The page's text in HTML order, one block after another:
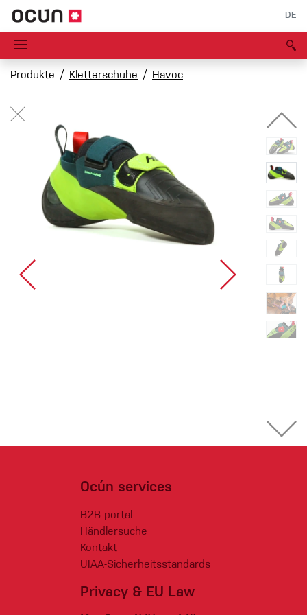
DE
Produkte Kletterschuhe Havoc
Ocún services
B2B portal
Händlersuche
Kontakt
UIAA-Sicherheitsstandards
Privacy & EU Law